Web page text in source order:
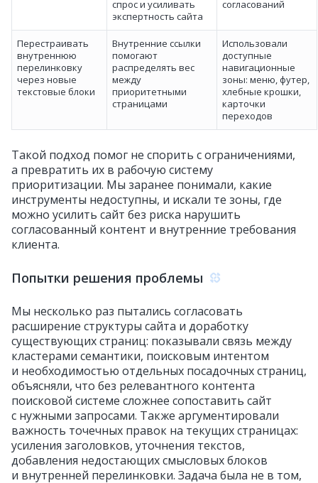
спрос и усиливать
экспертность сайта
согласований
Перестраивать
внутреннюю
перелинковку
через новые
текстовые блоки
Внутренние ссылки
помогают
распределять вес
между
приоритетными
страницами
Использовали
доступные
навигационные
зоны: меню, футер,
хлебные крошки,
карточки
переходов
Такой подход помог не спорить с ограничениями,
а превратить их в рабочую систему
приоритизации. Мы заранее понимали, какие
инструменты недоступны, и искали те зоны, где
можно усилить сайт без риска нарушить
согласованный контент и внутренние требования
клиента.
Попытки решения проблемы
Мы несколько раз пытались согласовать
расширение структуры сайта и доработку
существующих страниц: показывали связь между
кластерами семантики, поисковым интентом
и необходимостью отдельных посадочных страниц,
объясняли, что без релевантного контента
поисковой системе сложнее сопоставить сайт
с нужными запросами. Также аргументировали
важность точечных правок на текущих страницах:
усиления заголовков, уточнения текстов,
добавления недостающих смысловых блоков
и внутренней перелинковки. Задача была не в том,